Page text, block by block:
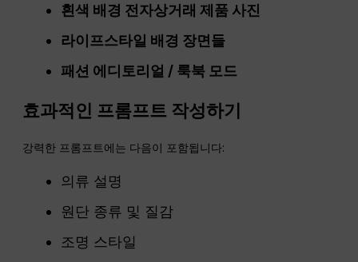
흰색 배경 전자상거래 제품 사진
라이프스타일 배경 장면들
패션 에디토리얼 / 룩북 모드
효과적인 프롬프트 작성하기
강력한 프롬프트에는 다음이 포함됩니다:
의류 설명
원단 종류 및 질감
조명 스타일